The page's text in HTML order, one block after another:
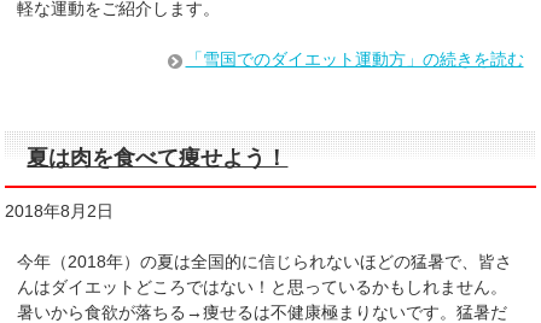
軽な運動をご紹介します。
「雪国でのダイエット運動方」の続きを読む
夏は肉を食べて痩せよう！
2018年8月2日
今年（2018年）の夏は全国的に信じられないほどの猛暑で、皆さ
んはダイエットどころではない！と思っているかもしれません。
暑いから食欲が落ちる→痩せるは不健康極まりないです。猛暑だ